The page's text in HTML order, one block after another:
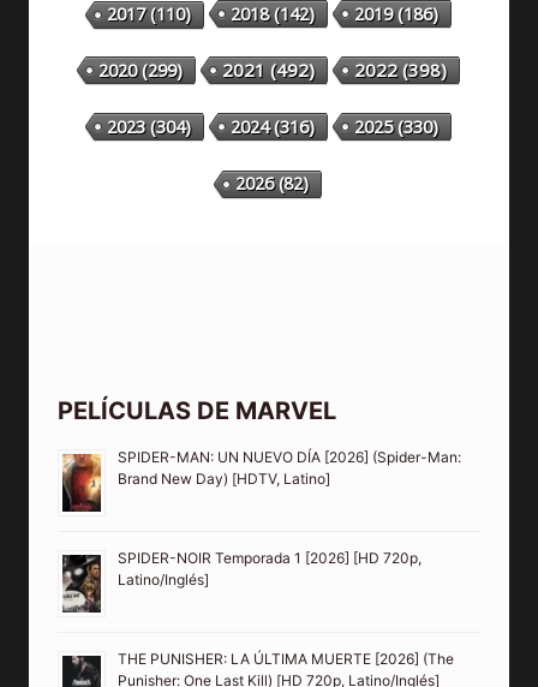
2017(110) 2018(142) 2019(186)
2020(299) 2021(492) 2022(398)
2023(304) 2024(316) 2025(330)
2026(82)
PELÍCULAS DE MARVEL
SPIDER-MAN: UN NUEVO DÍA [2026] (Spider-Man:
Brand New Day) [HDTV, Latino]
SPIDER-NOIR Temporada 1 [2026] [HD 720p,
Latino/Inglés]
THE PUNISHER: LA ÚLTIMA MUERTE [2026] (The
Punisher: One Last Kill) [HD 720p, Latino/Inglés]